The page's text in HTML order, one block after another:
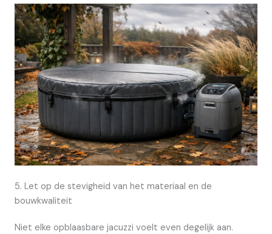
5. Let op de stevigheid van het materiaal en de
bouwkwaliteit
Niet elke opblaasbare jacuzzi voelt even degelijk aan.